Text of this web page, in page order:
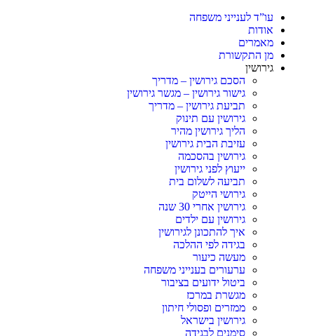
עו”ד לענייני משפחה
אודות
מאמרים
מן התקשורת
גירושין
הסכם גירושין – מדריך
גישור גירושין – מגשר גירושין
תביעת גירושין – מדריך
גירושין עם תינוק
הליך גירושין מהיר
עזיבת הבית גירושין
גירושין בהסכמה
ייעוץ לפני גירושין
תביעה לשלום בית
גירושי הייטק
גירושין אחרי 30 שנה
גירושין עם ילדים
איך להתכונן לגירושין
בגידה לפי ההלכה
מעשה כיעור
ערעורים בענייני משפחה
ביטול ידועים בציבור
מגשרת במרכז
ממזרים ופסולי חיתון
גירושין בישראל
סימנים לבגידה